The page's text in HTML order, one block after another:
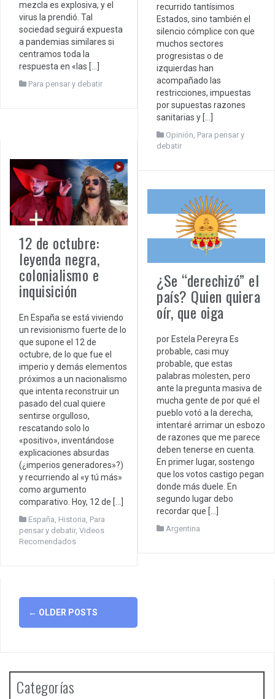
mezcla es explosiva, y el
virus la prendió. Tal
sociedad seguirá expuesta
a pandemias similares si
centramos toda la
respuesta en «las […]
Para pensar y debatir
recurrido tantísimos
Estados, sino también el
silencio cómplice con que
muchos sectores
progresistas o de
izquierdas han
acompañado las
restricciones, impuestas
por supuestas razones
sanitarias y […]
Opinión Para pensar y
debatir
12 de octubre:
leyenda negra,
colonialismo e
inquisición
En España se está viviendo
un revisionismo fuerte de lo
que supone el 12 de
octubre, de lo que fue el
imperio y demás elementos
próximos a un nacionalismo
que intenta reconstruir un
pasado del cual quiere
sentirse orgulloso,
rescatando solo lo
«positivo», inventándose
explicaciones absurdas
(¿imperios generadores»?)
y recurriendo al «y tú más»
como argumento
comparativo. Hoy, 12 de […]
España, Historia, Para
pensar y debatir, Videos
Recomendados
¿Se “derechizó” el
país? Quien quiera
oír, que oiga
por Estela Pereyra Es
probable, casi muy
probable, que estas
palabras molesten, pero
ante la pregunta masiva de
mucha gente de por qué el
pueblo votó a la derecha,
intentaré arrimar un esbozo
de razones que me parece
deben tenerse en cuenta.
En primer lugar, sostengo
que los votos castigo pegan
donde más duele. En
segundo lugar debo
recordar que […]
Argentina
Posts
navigation
← OLDER POSTS
Categorías